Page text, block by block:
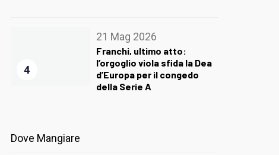
4
21 Mag 2026
Franchi, ultimo atto:
l’orgoglio viola sfida la Dea
d’Europa per il congedo
della Serie A
Dove Mangiare